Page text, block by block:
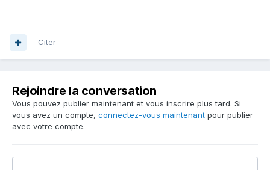
Citer
Rejoindre la conversation
Vous pouvez publier maintenant et vous inscrire plus tard. Si
vous avez un compte, connectez-vous maintenant pour publier
avec votre compte.